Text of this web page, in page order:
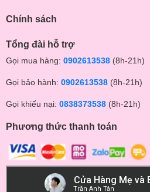
Chính sách
Tổng đài hỗ trợ
Gọi mua hàng: 0902613538 (8h-21h)
Gọi bảo hành: 0902613538 (8h-21h)
Gọi khiếu nại: 0838373538 (8h-21h)
Phương thức thanh toán